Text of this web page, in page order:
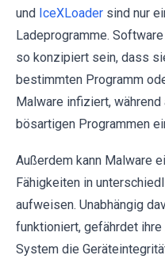
und IceXLoader sind nur
Ladeprogramme.
so konzipiert sein, dass
bestimmten Programm
Malware infiziert,
bösartigen Programmen
Außerdem kann Malware
Fähigkeiten in
aufweisen. Unabhängig
funktioniert, gefährdet
System die